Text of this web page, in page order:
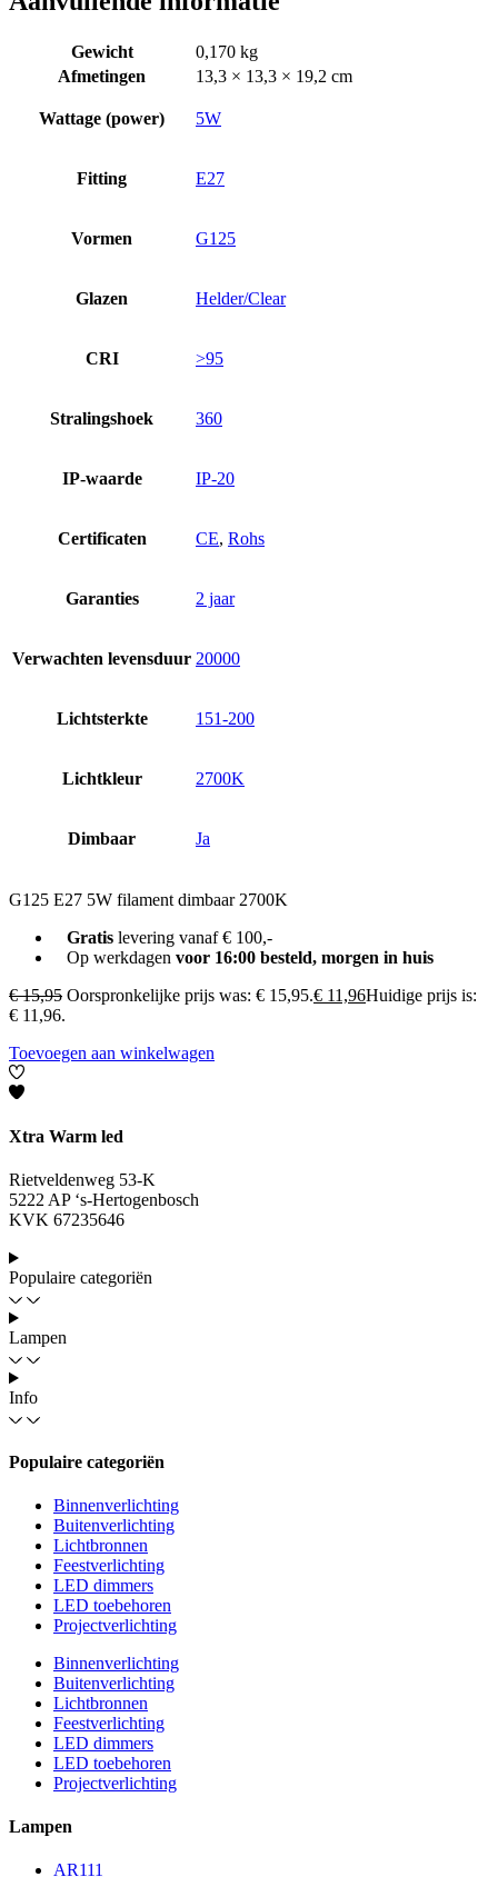
Gewicht
0,170 kg
Afmetingen
13,3 × 13,3 × 19,2 cm
Wattage (power) 5W
Fitting E27
Vormen G125
Glazen Helder/Clear
CRI >95
Stralingshoek 360
IP-waarde IP-20
Certificaten CE, Rohs
Garanties 2 jaar
Verwachten levensduur 20000
Lichtsterkte 151-200
Lichtkleur 2700K
Dimbaar Ja
G125 E27 5W filament dimbaar 2700K
Gratislevering vanaf € 100,-
Op werkdagen voor 16:00 besteld, morgen in huis
€15,95 Oorspronkelijke prijs was: € 15,95.€ 11,96Huidige prijs is:
€ 11,96.
Toevoegen aan winkelwagen
Xtra Warm led
Rietveldenweg 53-K
5222 AP ‘s-Hertogenbosch
KVK 67235646
Populaire categoriën
Lampen
Info
Populaire categoriën
Binnenverlichting
Buitenverlichting
Lichtbronnen
Feestverlichting
LED dimmers
LED toebehoren
Projectverlichting
Binnenverlichting
Buitenverlichting
Lichtbronnen
Feestverlichting
LED dimmers
LED toebehoren
Projectverlichting
Lampen
AR111